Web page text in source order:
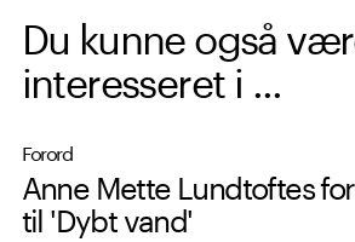
Du kunne også
interesseret i ...
Forord
Anne Mette Lundtoftes
til 'Dybt vand'